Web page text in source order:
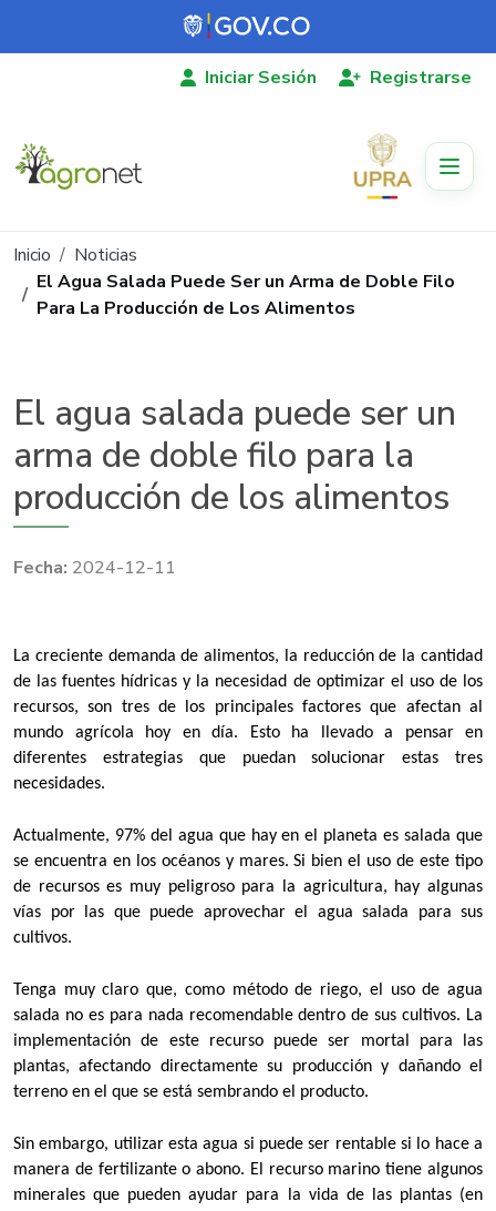
Pasar al contenido principal
Iniciar Sesión Registrarse
Ruta de navegación
Inicio
Noticias
El Agua Salada Puede Ser un Arma de Doble Filo
Para La Producción de Los Alimentos
El agua salada puede ser un
arma de doble filo para la
producción de los alimentos
2024-12-11
La creciente demanda de alimentos, la reducción de la cantidad
de las fuentes hídricas y la necesidad de optimizar el uso de los
recursos, son tres de los principales factores que afectan al
mundo agrícola hoy en día. Esto ha llevado a pensar en
diferentes estrategias que puedan solucionar estas tres
necesidades.
Actualmente, 97% del agua que hay en el planeta es salada que
se encuentra en los océanos y mares. Si bien el uso de este tipo
de recursos es muy peligroso para la agricultura, hay algunas
vías por las que puede aprovechar el agua salada para sus
cultivos.
Tenga muy claro que, como método de riego, el uso de agua
salada no es para nada recomendable dentro de sus cultivos. La
implementación de este recurso puede ser mortal para las
plantas, afectando directamente su producción y dañando el
terreno en el que se está sembrando el producto.
Sin embargo, utilizar esta agua si puede ser rentable si lo hace a
manera de fertilizante o abono. El recurso marino tiene algunos
minerales que pueden ayudar para la vida de las plantas (en